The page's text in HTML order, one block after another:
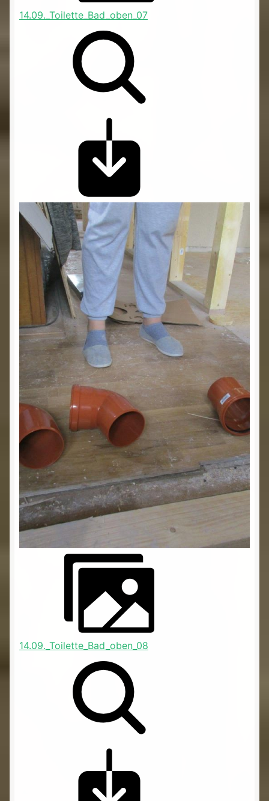
14.09._Toilette_Bad_oben_07
14.09._Toilette_Bad_oben_08